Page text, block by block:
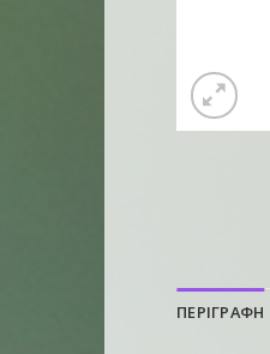
ΠΕΡΙΓΡΑΦΗ